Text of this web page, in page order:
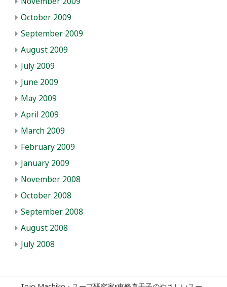
October 2009
September 2009
August 2009
July 2009
June 2009
May 2009
April 2009
March 2009
February 2009
January 2009
November 2008
October 2008
September 2008
August 2008
July 2008